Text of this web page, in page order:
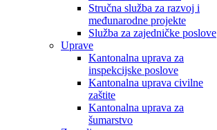
Stručna služba za razvoj i
međunarodne projekte
Služba za zajedničke poslove
Uprave
Kantonalna uprava za
inspekcijske poslove
Kantonalna uprava civilne
zaštite
Kantonalna uprava za
šumarstvo